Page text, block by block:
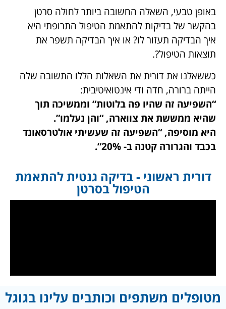
באופן טבעי, השאלה החשובה ביותר לחולה סרטן
בהקשר של בדיקות להתאמת הטיפול התרופתי היא
איך הבדיקה תעזור לו? או איך הבדיקה תשפר את
תוצאות הטיפול?.
כששאלנו את דורית את השאלות הללו התשובה שלה
הייתה ברורה, חדה ודי אינטואיטיבית:
“השפיעה זה שהיו פה בלוטות” וממשיכה תוך
שהיא ממששת את צווארה, “והן נעלמו”.
היא מוסיפה, “השפיעה זה שעשיתי אולטרסאונד
בכבד והגרורה קטנה ב- 20%”.
דורית ראשוני - בדיקה גנטית להתאמת
הטיפול בסרטן
מטופלים משתפים וכותבים עלינו בגוגל